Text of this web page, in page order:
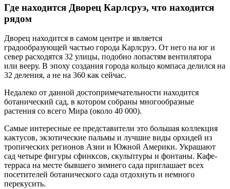
Где находится Дворец Карлсруэ, что находится
рядом
Дворец находится в самом центре и является
градообразующей частью города Карлсруэ. От него на юг и
север расходятся 32 улицы, подобно лопастям вентилятора
или вееру. В эпоху создания города кольцо компаса делился на
32 деления, а не на 360 как сейчас.
Недалеко от данной достопримечательности находится
ботанический сад, в котором собраны многообразные
растения со всего Мира (около 40 000).
Самые интересные ее представители это большая коллекция
кактусов, экзотические пальмы и лучшие виды орхидей из
тропических регионов Азии и Южной Америки. Украшают
сад четыре фигуры сфинксов, скульптуры и фонтаны. Кафе-
терраса на месте бывшего зимнего сада приглашает всех
посетителей ботанического сада отдохнуть и немного
перекусить.